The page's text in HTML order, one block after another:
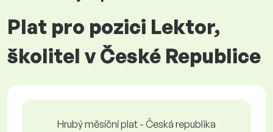
Plat pro pozici Lektor,
školitel v České Republice
Hrubý měsíční plat - Česká republika